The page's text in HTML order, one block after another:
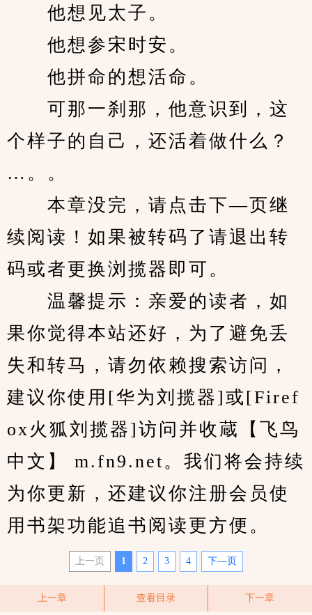
他想见太子。
他想参宋时安。
他拼命的想活命。
可那一刹那，他意识到，这
个样子的自己，还活着做什么？
…。。
本章没完，请点击下—页继
续阅读！如果被转码了请退出转
码或者更换浏揽器即可。
温馨提示：亲爱的读者，如
果你觉得本站还好，为了避免丢
失和转马，请勿依赖搜索访问，
建议你使用[华为刘揽器]或[Firef
ox火狐刘揽器]访问并收蔵【飞鸟
中文】 m.fn9.net。我们将会持续
为你更新，还建议你注册会员使
用书架功能追书阅读更方便。
上一页 1 2 3 4 下—页
上一章 查看目录 下一章